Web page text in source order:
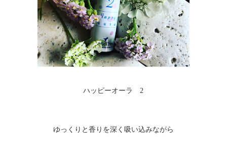
五行アロマ
陰陽アロマ
奇経八脈（きけいはちみゃく）
チャクラ
天使（エンジェル）アロマ
オリジナルアロマ
ハッピーオーラ 2
ゆっくりと香りを深く吸い込みながら